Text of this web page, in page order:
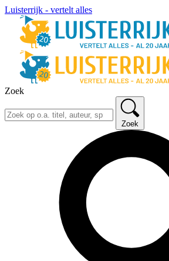
Luisterrijk - vertelt alles
Zoek
Zoek